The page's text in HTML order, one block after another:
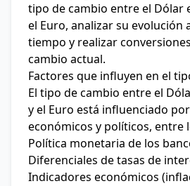
tipo de cambio entre el Dólar
el Euro, analizar su evolución
tiempo y realizar
cambio actual.
Factores que influyen en el
El tipo de cambio entre el
y el Euro está influenciado
económicos y políticos, entre
Política monetaria de los
Diferenciales de tasas de
Indicadores económicos